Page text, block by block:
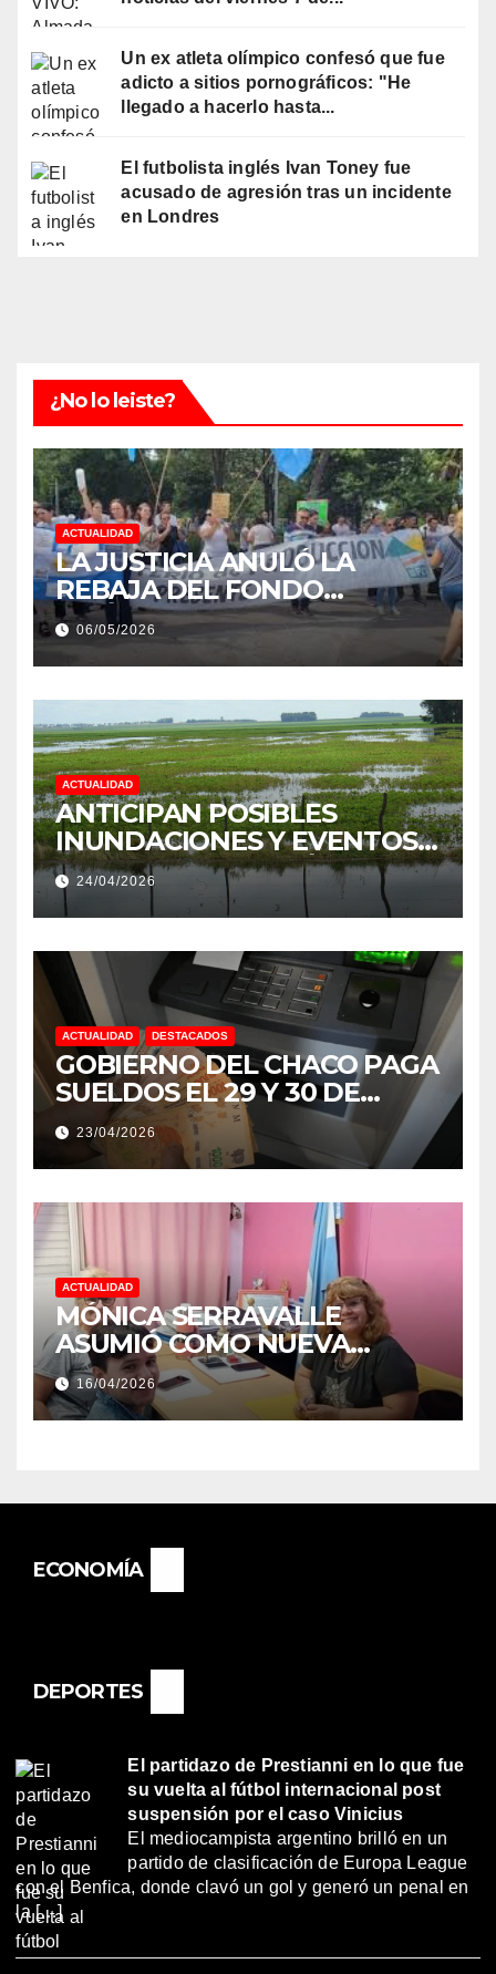
Un ex atleta olímpico confesó que fue
adicto a sitios pornográficos: "He
llegado a hacerlo hasta...
El futbolista inglés Ivan Toney fue
acusado de agresión tras un incidente
en Londres
¿No lo leiste?
ACTUALIDAD
LA JUSTICIA ANULÓ LA
REBAJA DEL FONDO
ESTÍMULO A EMPLEADOS DE
PRODUCCIÓN DE LA
PROVINCIA DEL CHACO
06/05/2026
ACTUALIDAD
ANTICIPAN POSIBLES
INUNDACIONES Y EVENTOS
EXTREMOS: “PODRÍA SER UN
NIÑO MUY IMPORTANTE”
24/04/2026
ACTUALIDAD DESTACADOS
GOBIERNO DEL CHACO PAGA
SUELDOS EL 29 Y 30 DE
ABRIL, CON EL 2% DE
AUMENTO
23/04/2026
ACTUALIDAD
MÓNICA SERRAVALLE
ASUMIÓ COMO NUEVA
DIRECTORA DEL E.E.S. N° 82
«RENÉ FAVALORO» DE
BASAIL.
16/04/2026
ECONOMÍA
DEPORTES
El partidazo de Prestianni en lo que fue
su vuelta al fútbol internacional post
suspensión por el caso Vinicius
El mediocampista argentino brilló en un
partido de clasificación de Europa League
con el Benfica, donde clavó un gol y generó un penal en
la […]